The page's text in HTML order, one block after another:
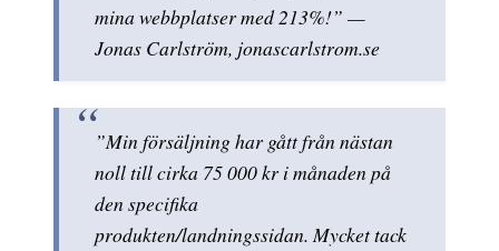
mina webbplatser med 213%!” —
Jonas Carlström, jonascarlstrom.se
”Min försäljning har gått från nästan
noll till cirka 75 000 kr i månaden på
den specifika
produkten/landningssidan. Mycket tack